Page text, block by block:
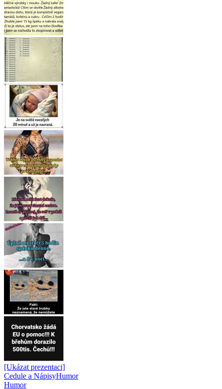
[Ukázat prezentaci]
Cedule a NápisyHumor
Humor